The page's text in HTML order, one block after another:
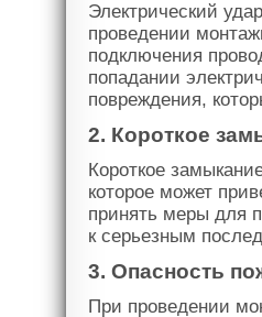
Электрический
проведении
подключения
попадании
повреждения,
2. Короткое
Короткое
которое может
принять меры для
к серьезным
3. Опасность
При проведении